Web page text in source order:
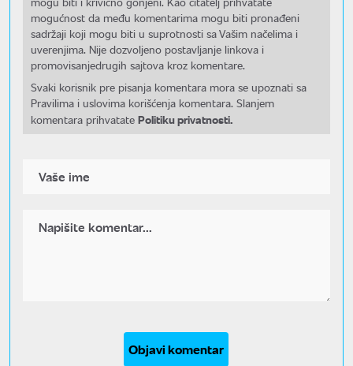
mogućnost da među komentarima mogu biti pronađeni
sadržaji koji mogu biti u suprotnosti sa Vašim načelima i
uverenjima. Nije dozvoljeno postavljanje linkova i
promovisanjedrugih sajtova kroz komentare.
Svaki korisnik pre pisanja komentara mora se upoznati sa
Pravilima i uslovima korišćenja komentara. Slanjem
komentara prihvatate Politiku privatnosti.
Objavi komentar